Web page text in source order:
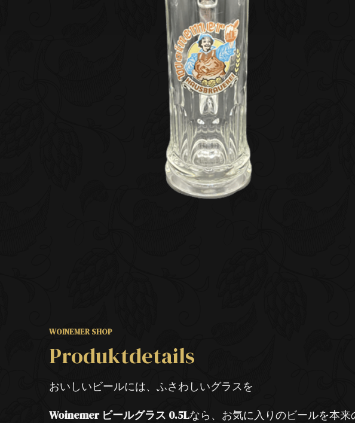
WOINEMER SHOP
Produktdetails
おいしいビールには、ふさわしいグラスを
Woinemer ビールグラス 0.5Lなら、お気に入りのビールを本